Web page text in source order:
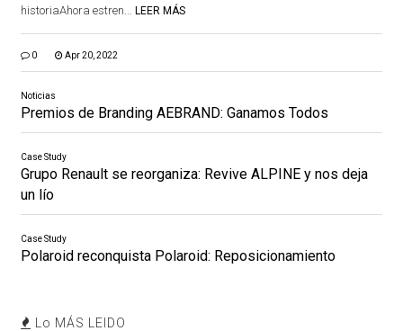
historiaAhora estren...
LEER MÁS
0 Apr 20, 2022
Noticias
Premios de Branding AEBRAND: Ganamos Todos
Case Study
Grupo Renault se reorganiza: Revive ALPINE y nos deja
un lío
Case Study
Polaroid reconquista Polaroid: Reposicionamiento
Lo MÁS LEIDO